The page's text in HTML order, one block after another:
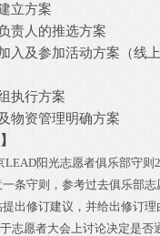
立方案
责人的推选方案
入及参加活动方案（线
执行方案
物资管理明确方案
LEAD阳光志愿者俱乐部守则
一条守则，参考过去俱乐部志
出修订建议，并给出修订理
志愿者大会上讨论决定是否